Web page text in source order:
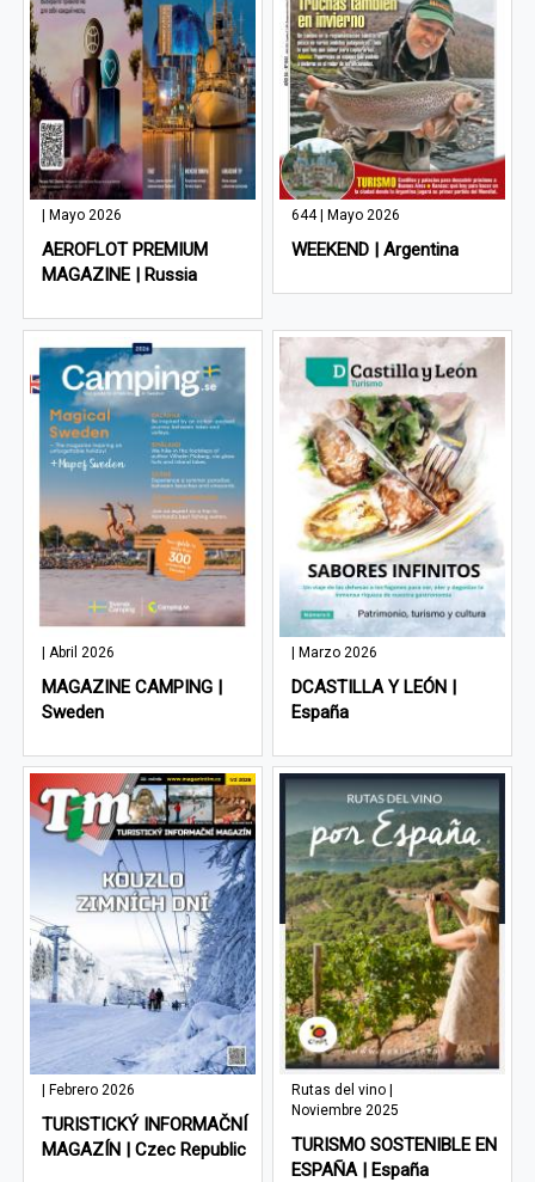
| Mayo 2026
AEROFLOT PREMIUM
MAGAZINE | Russia
644 | Mayo 2026
WEEKEND | Argentina
| Abril 2026
MAGAZINE CAMPING |
Sweden
| Marzo 2026
DCASTILLA Y LEÓN |
España
| Febrero 2026
TURISTICKÝ INFORMAČNÍ
MAGAZÍN | Czec Republic
Rutas del vino |
Noviembre 2025
TURISMO SOSTENIBLE EN
ESPAÑA | España